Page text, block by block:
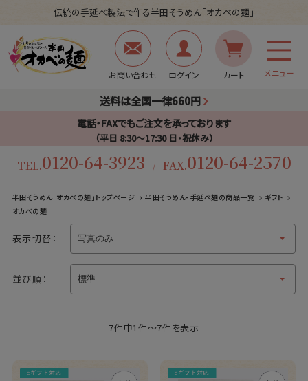
伝統の手延べ製法で作る半田そうめん「オカベの麺」
お問い合わせ ログイン カート メニュー
送料は全国一律660円
電話・FAXでもご注文を承っております
（平日 8:30〜17:30 日・祝休み）
TEL.0120-64-3923 / FAX.0120-64-2570
半田そうめん「オカベの麺」トップページ 半田そうめん・手延べ麺の商品一覧
ギフト
オカベの麺
表示切替：
並び順：
7件中1件～7件を表示